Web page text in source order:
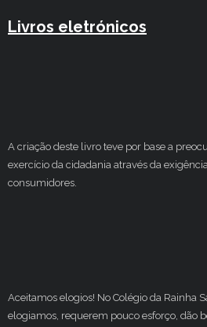
Livros eletrónicos
A criação deste livro teve por base a
exercício da cidadania através da
consumidores.
Aceitamos elogios! No Colégio da Rainha
elogiamos, requerem pouco esforço, dão